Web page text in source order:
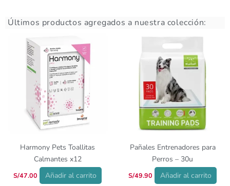
Últimos productos agregados a nuestra colección:
Harmony Pets Toallitas
Calmantes x12
S/47.00 Añadir al carrito
Pañales Entrenadores para
Perros – 30u
S/49.90 Añadir al carrito